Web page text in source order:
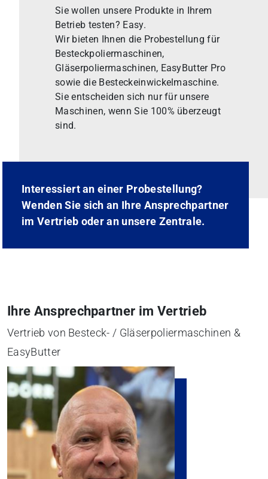
Sie wollen unsere Produkte in Ihrem
Betrieb testen? Easy.
Wir bieten Ihnen die Probestellung für
Besteckpoliermaschinen,
Gläserpoliermaschinen, EasyButter Pro
sowie die Besteckeinwickelmaschine.
Sie entscheiden sich nur für unsere
Maschinen, wenn Sie 100% überzeugt
sind.
Interessiert an einer Probestellung?
Wenden Sie sich an Ihre Ansprechpartner
im Vertrieb oder an unsere Zentrale.
Ihre Ansprechpartner im Vertrieb
Vertrieb von Besteck- / Gläserpoliermaschinen &
EasyButter